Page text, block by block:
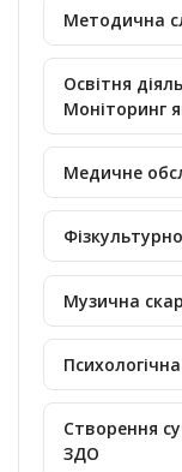
Методична
Освітня
Моніторинг
Медичне
Музична
Створення
ЗДО